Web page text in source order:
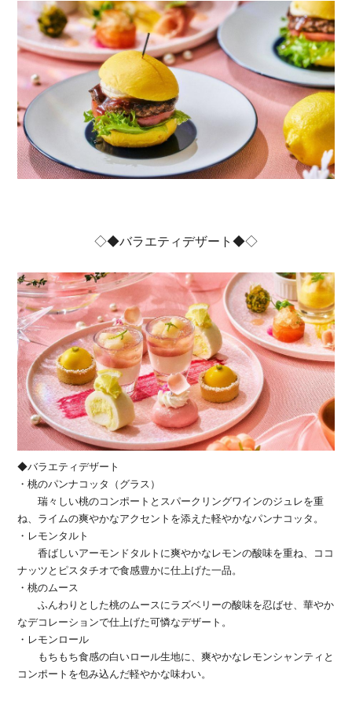
◇◆バラエティデザート◆◇
◆バラエティデザート
・桃のパンナコッタ（グラス）
瑞々しい桃のコンポートとスパークリングワインのジュレを重
ね、ライムの爽やかなアクセントを添えた軽やかなパンナコッタ。
・レモンタルト
香ばしいアーモンドタルトに爽やかなレモンの酸味を重ね、ココ
ナッツとピスタチオで食感豊かに仕上げた一品。
・桃のムース
ふんわりとした桃のムースにラズベリーの酸味を忍ばせ、華やか
なデコレーションで仕上げた可憐なデザート。
・レモンロール
もちもち食感の白いロール生地に、爽やかなレモンシャンティと
コンポートを包み込んだ軽やかな味わい。